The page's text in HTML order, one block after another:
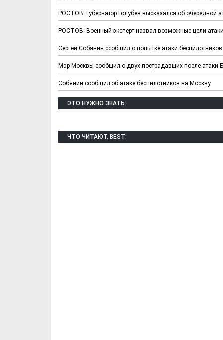
РОСТОВ. Губернатор Голубев высказался об очередной
РОСТОВ. Военный эксперт назвал возможные цели
Сергей Собянин сообщил о попытке атаки
Мэр Москвы сообщил о двух пострадавших после атаки
Собянин сообщил об атаке беспилотников на Москву
ЭТО НУЖНО ЗНАТЬ:
ЧТО ЧИТАЮТ. BEST:
Х. Гапураев. Капкан
для Зелимхана (Отр.
из романа «1овда»)
ЧЕЧНЯ. А.